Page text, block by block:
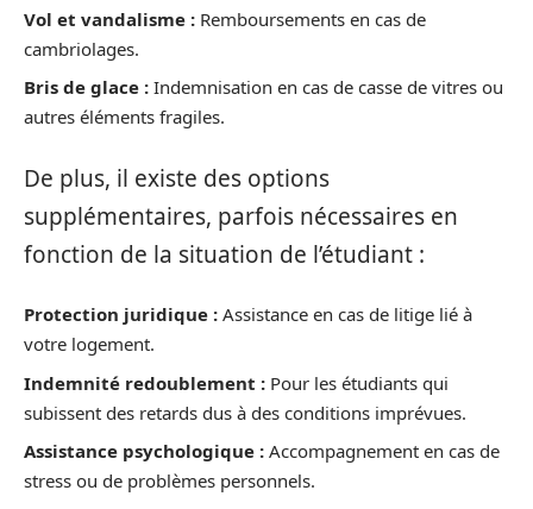
Vol et vandalisme : Remboursements en cas de
cambriolages.
Bris de glace : Indemnisation en cas de casse de vitres ou
autres éléments fragiles.
De plus, il existe des options
supplémentaires, parfois nécessaires en
fonction de la situation de l’étudiant :
Protection juridique : Assistance en cas de litige lié à
votre logement.
Indemnité redoublement : Pour les étudiants qui
subissent des retards dus à des conditions imprévues.
Assistance psychologique : Accompagnement en cas de
stress ou de problèmes personnels.